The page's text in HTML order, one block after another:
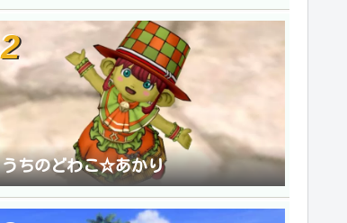
うちのどわこ☆あかり